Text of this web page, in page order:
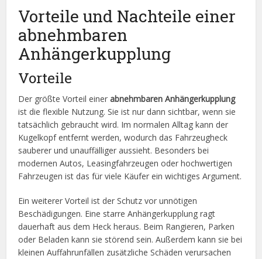
Vorteile und Nachteile einer
abnehmbaren
Anhängerkupplung
Vorteile
Der größte Vorteil einerabnehmbaren Anhängerkupplung
ist die flexible Nutzung. Sie ist nur dann sichtbar, wenn sie
tatsächlich gebraucht wird. Im normalen Alltag kann der
Kugelkopf entfernt werden, wodurch das Fahrzeugheck
sauberer und unauffälliger aussieht. Besonders bei
modernen Autos, Leasingfahrzeugen oder hochwertigen
Fahrzeugen ist das für viele Käufer ein wichtiges Argument.
Ein weiterer Vorteil ist der Schutz vor unnötigen
Beschädigungen. Eine starre Anhängerkupplung ragt
dauerhaft aus dem Heck heraus. Beim Rangieren, Parken
oder Beladen kann sie störend sein. Außerdem kann sie bei
kleinen Auffahrunfällen zusätzliche Schäden verursachen